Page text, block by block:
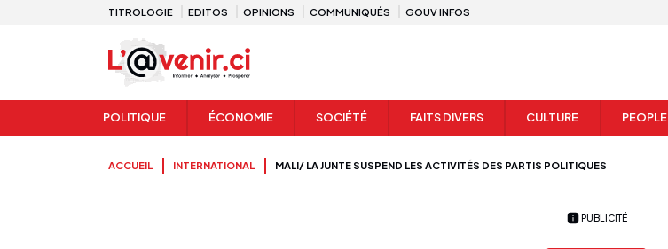
TITROLOGIE EDITOS OPINIONS COMMUNIQUÉS GOUV INFOS
POLITIQUE ÉCONOMIE SOCIÉTÉ FAITS DIVERS CULTURE PEOPLE
ACCUEIL INTERNATIONAL MALI/ LA JUNTE SUSPEND LES ACTIVITÉS DES PARTIS POLITIQUES
PUBLICITÉ